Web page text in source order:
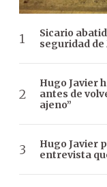
Sicario
seguridad de
Hugo Javier
antes de
ajeno”
Hugo Javier
entrevista